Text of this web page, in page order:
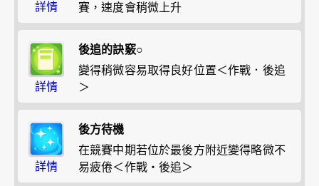
詳情
賽，速度會稍微上升
詳情
後追的訣竅○
變得稍微容易取得良好位置＜作戰．後追
＞
詳情
後方待機
在競賽中期若位於最後方附近變得略微不
易疲倦＜作戰・後追＞